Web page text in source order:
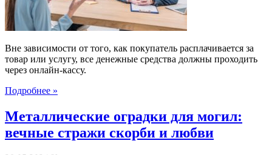
купить
Вне зависимости от того, как покупатель расплачивается за
товар или услугу, все денежные средства должны проходить
через онлайн-кассу.
Подробнее »
Металлические оградки для могил:
вечные стражи скорби и любви